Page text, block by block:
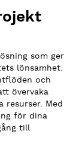
som ger
lönsamhet.
och
övervaka
resurser. Med
för dina
till